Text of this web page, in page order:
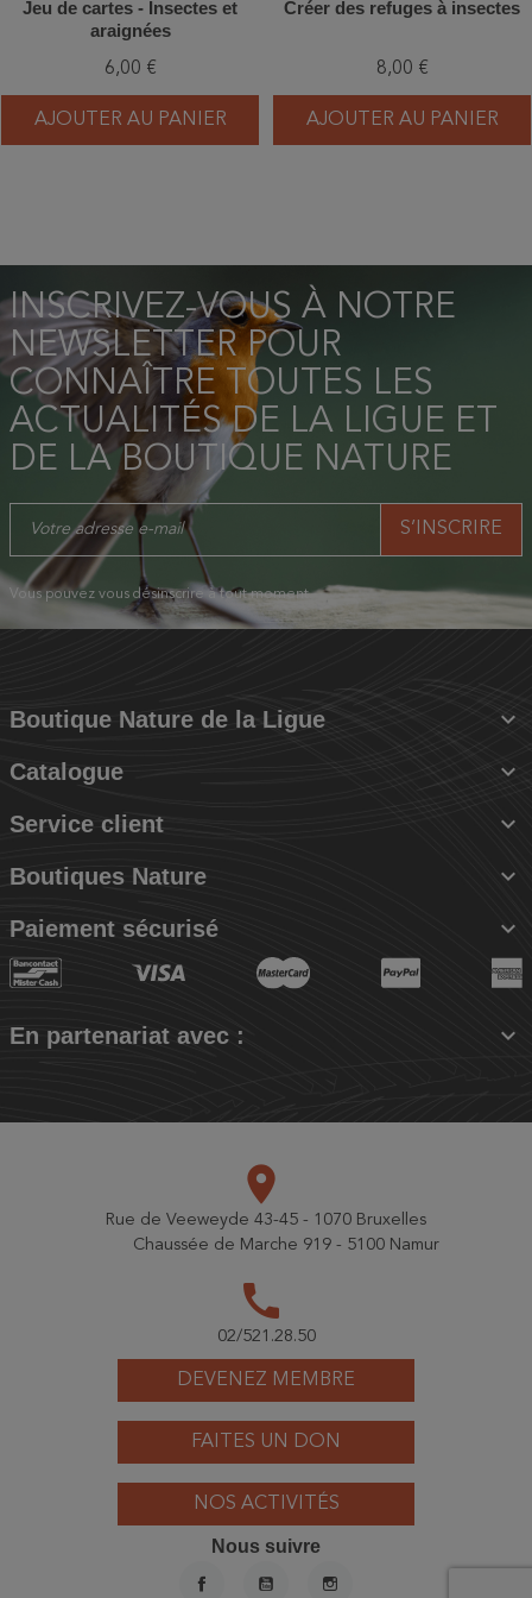
Jeu de cartes - Insectes et
araignées
6,00 €
AJOUTER AU PANIER
Créer des refuges à insectes
8,00 €
AJOUTER AU PANIER
INSCRIVEZ-VOUS À NOTRE
NEWSLETTER POUR
CONNAÎTRE TOUTES LES
ACTUALITÉS DE LA LIGUE ET
DE LA BOUTIQUE NATURE
Vous pouvez vous désinscrire à tout moment.
Boutique Nature de la Ligue 
Catalogue 
Service client 
Boutiques Nature 
Paiement sécurisé 
En partenariat avec : 
DEVENEZ MEMBRE
FAITES UN DON
NOS ACTIVITÉS
place
Rue de Veeweyde 43-45 - 1070 Bruxelles
Chaussée de Marche 919 - 5100 Namur
call
02/521.28.50
Nous suivre